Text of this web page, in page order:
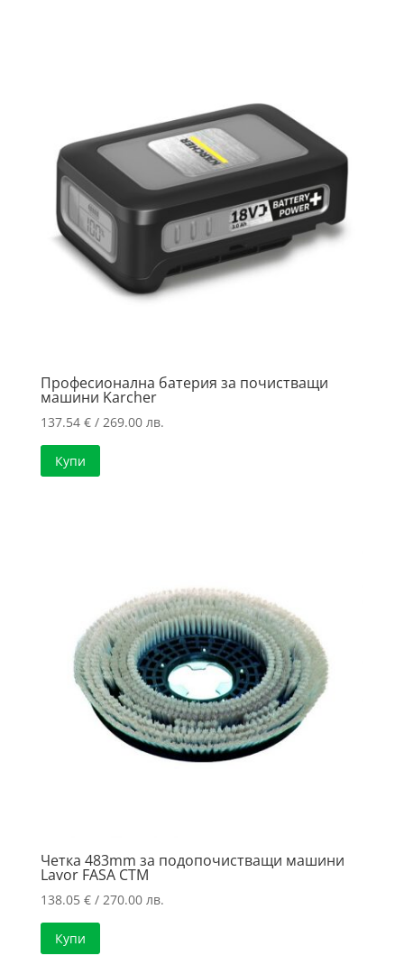
Професионална батерия за почистващи
машини Karcher
137.54 €/ 269.00 лв.
Купи
Четка 483mm за подопочистващи машини
Lavor FASA CTM
138.05 €/ 270.00 лв.
Купи